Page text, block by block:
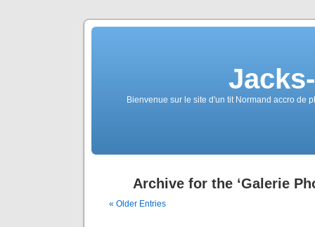
Bienvenue sur le site d'un tit Normand accro de
Archive for the ‘Galerie
« Older Entries